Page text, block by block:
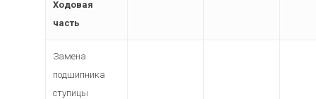
Ходовая
часть
Замена
подшипника
ступицы